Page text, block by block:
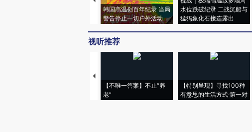
韩国高温创百年纪录 当局
警告停止一切户外活动
水位跌破纪录 二战沉船与
猛犸象化石接连露出
视听推荐
【不唯一答案】不止“养
老”
【特别呈现】寻找100种
有意思的生活方式·第一对